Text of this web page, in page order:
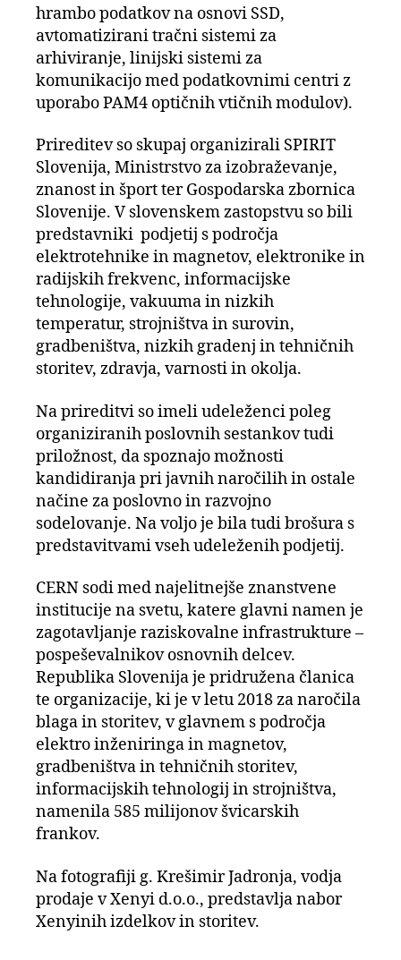
hrambo podatkov na osnovi SSD,
avtomatizirani tračni sistemi za
arhiviranje, linijski sistemi za
komunikacijo med podatkovnimi centri z
uporabo PAM4 optičnih vtičnih modulov).
Prireditev so skupaj organizirali SPIRIT
Slovenija, Ministrstvo za izobraževanje,
znanost in šport ter Gospodarska zbornica
Slovenije. V slovenskem zastopstvu so bili
predstavniki podjetij s področja
elektrotehnike in magnetov, elektronike in
radijskih frekvenc, informacijske
tehnologije, vakuuma in nizkih
temperatur, strojništva in surovin,
gradbeništva, nizkih gradenj in tehničnih
storitev, zdravja, varnosti in okolja.
Na prireditvi so imeli udeleženci poleg
organiziranih poslovnih sestankov tudi
priložnost, da spoznajo možnosti
kandidiranja pri javnih naročilih in ostale
načine za poslovno in razvojno
sodelovanje. Na voljo je bila tudi brošura s
predstavitvami vseh udeleženih podjetij.
CERN sodi med najelitnejše znanstvene
institucije na svetu, katere glavni namen je
zagotavljanje raziskovalne infrastrukture –
pospeševalnikov osnovnih delcev.
Republika Slovenija je pridružena članica
te organizacije, ki je v letu 2018 za naročila
blaga in storitev, v glavnem s področja
elektro inženiringa in magnetov,
gradbeništva in tehničnih storitev,
informacijskih tehnologij in strojništva,
namenila 585 milijonov švicarskih
frankov.
Na fotografiji g. Krešimir Jadronja, vodja
prodaje v Xenyi d.o.o., predstavlja nabor
Xenyinih izdelkov in storitev.